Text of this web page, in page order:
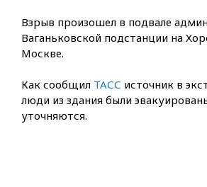
Взрыв произошел в подвале
Ваганьковской подстанции на
Москве.
Как сообщил ТАСС источник в
люди из здания были
уточняются.